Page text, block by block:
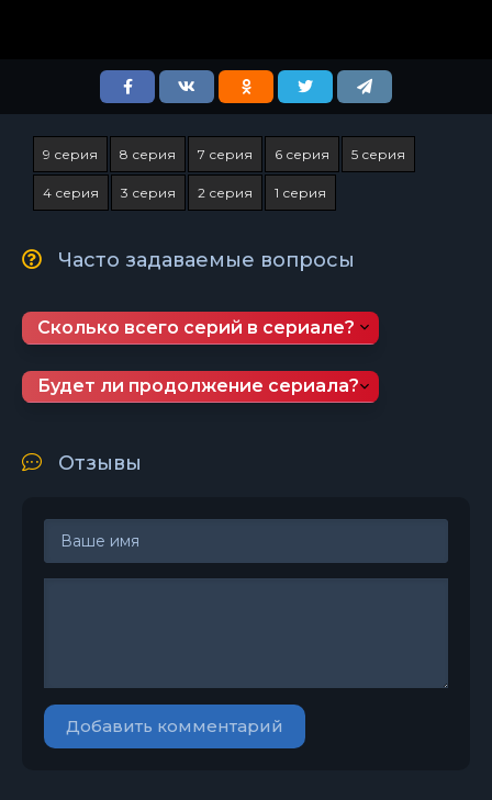
9 серия 8 серия 7 серия 6 серия 5 серия
4 серия 3 серия 2 серия 1 серия
Часто задаваемые вопросы
Сколько всего серий в сериале?
Будет ли продолжение сериала?
Отзывы
Добавить комментарий